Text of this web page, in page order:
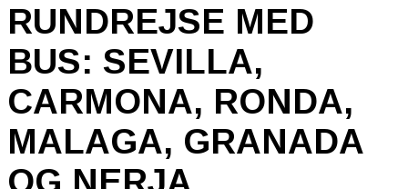
RUNDREJSE MED
BUS: SEVILLA,
CARMONA, RONDA,
MALAGA, GRANADA
OG NERJA